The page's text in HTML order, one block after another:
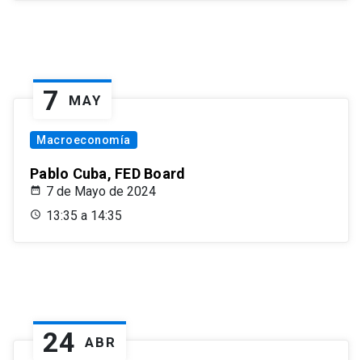
7 MAY
Macroeconomía
Pablo Cuba, FED Board
7 de Mayo de 2024
13:35 a 14:35
24 ABR